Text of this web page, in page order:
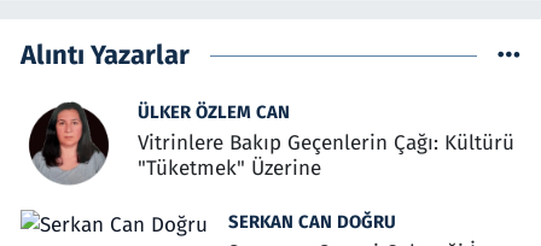
Alıntı Yazarlar
ÜLKER ÖZLEM CAN
Vitrinlere Bakıp Geçenlerin Çağı: Kültürü
"Tüketmek" Üzerine
SERKAN CAN DOĞRU